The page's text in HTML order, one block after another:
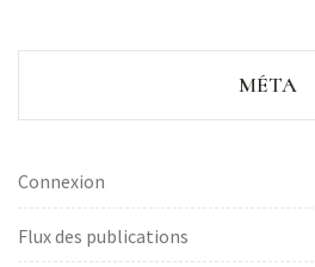
MÉTA
Connexion
Flux des publications